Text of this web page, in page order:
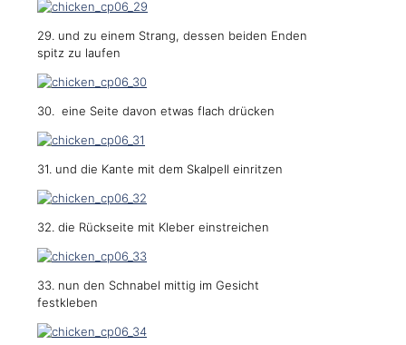
29. und zu einem Strang, dessen beiden Enden
spitz zu laufen
30. eine Seite davon etwas flach drücken
31. und die Kante mit dem Skalpell einritzen
32. die Rückseite mit Kleber einstreichen
33. nun den Schnabel mittig im Gesicht
festkleben